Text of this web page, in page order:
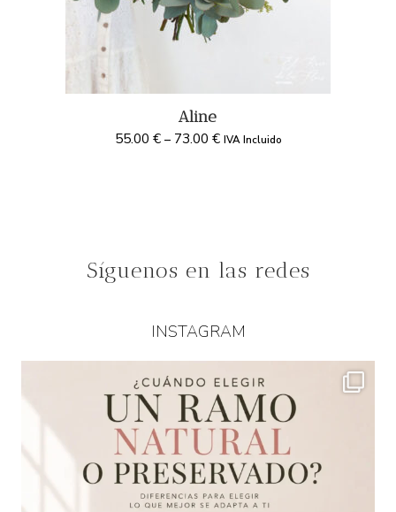
Aline
55.00 €– 73.00 € IVA Incluido
Síguenos en las redes
INSTAGRAM